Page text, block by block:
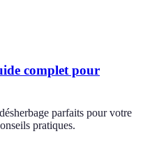
complet pour
parfaits pour votre
pratiques.